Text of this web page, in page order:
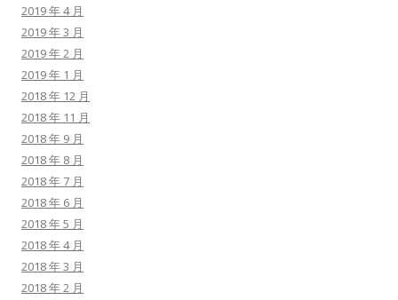
2019 年 4 月
2019 年 3 月
2019 年 2 月
2019 年 1 月
2018 年 12 月
2018 年 11 月
2018 年 9 月
2018 年 8 月
2018 年 7 月
2018 年 6 月
2018 年 5 月
2018 年 4 月
2018 年 3 月
2018 年 2 月